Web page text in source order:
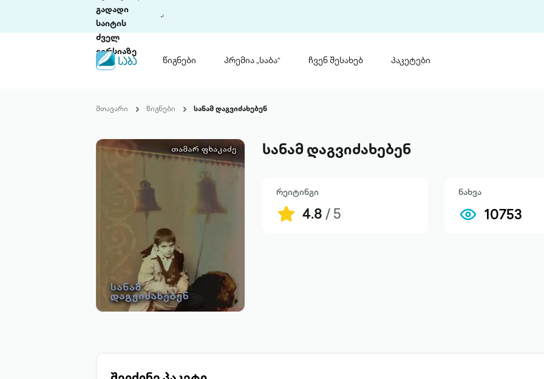
გადადი
საიტის
ძველ
ვერსიაზე
წიგნები პრემია „საბა“
ლიტერატურული პრემია „საბა“
წესდება
საკონკურსო განაცხადი
ჩვენ შესახებ პაკეტები
ჩვენ შესახებ
პაკეტები
მთავარი წიგნები სანამ დაგვიძახებენ
სანამ დაგვიძახებენ
რეიტინგი
4.8/ 5
ნახვა
10753